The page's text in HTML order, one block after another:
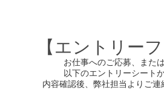
【エントリー
お仕事へのご応募、また
以下のエントリーシート
内容確認後、弊社担当よりご連